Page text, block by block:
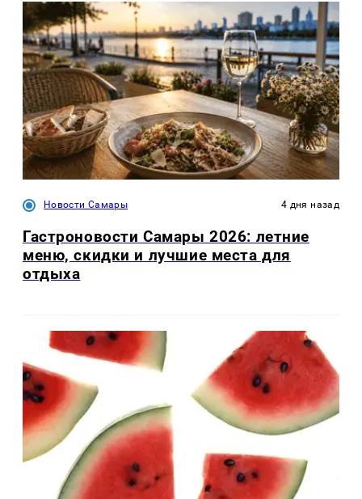
Новости Самары 4 дня назад
Гастроновости Самары 2026: летние
меню, скидки и лучшие места для
отдыха